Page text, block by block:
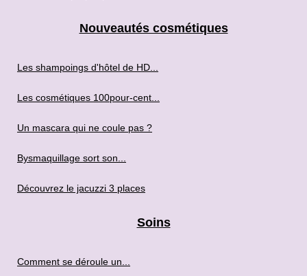
Nouveautés cosmétiques
Les shampoings d'hôtel de HD...
Les cosmétiques 100pour-cent...
Un mascara qui ne coule pas ?
Bysmaquillage sort son...
Découvrez le jacuzzi 3 places
Soins
Comment se déroule un...